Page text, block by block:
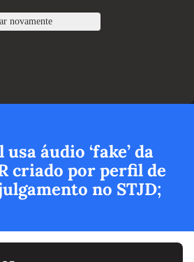
áudio ‘fake’ da
criado por perfil de
no STJD;